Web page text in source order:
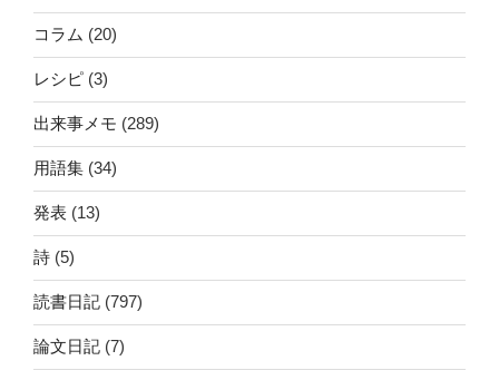
コラム (20)
レシピ (3)
出来事メモ (289)
用語集 (34)
発表 (13)
詩 (5)
読書日記 (797)
論文日記 (7)